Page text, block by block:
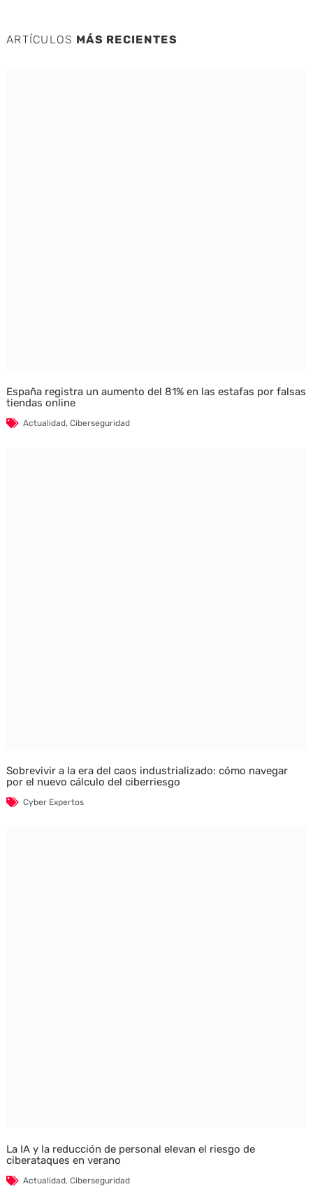
ARTÍCULOS MÁS RECIENTES
España registra un aumento del 81% en las estafas por falsas
tiendas online
Actualidad, Ciberseguridad
Sobrevivir a la era del caos industrializado: cómo navegar
por el nuevo cálculo del ciberriesgo
Cyber Expertos
La IA y la reducción de personal elevan el riesgo de
ciberataques en verano
Actualidad, Ciberseguridad